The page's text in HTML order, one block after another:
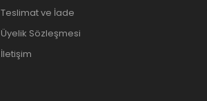
Teslimat ve İade
Üyelik Sözleşmesi
İletişim